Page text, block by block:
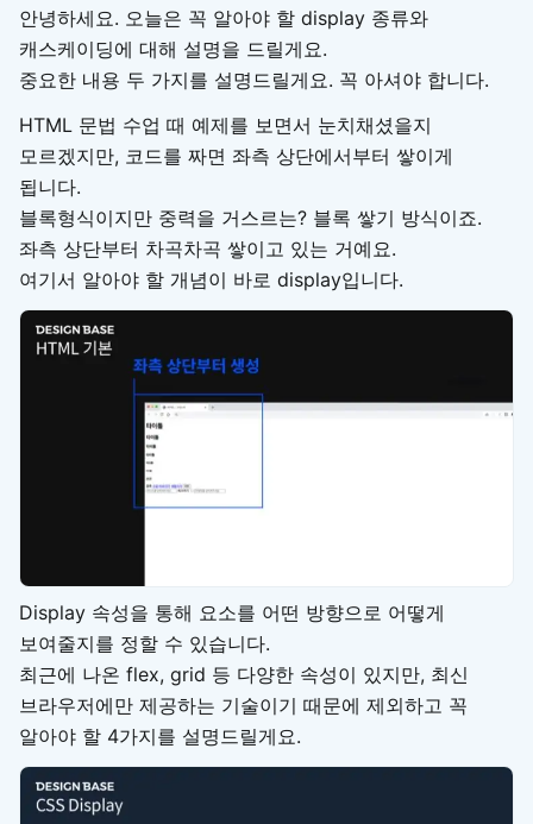
안녕하세요. 오늘은 꼭 알아야 할 display 종류와
캐스케이딩에 대해 설명을 드릴게요.
중요한 내용 두 가지를 설명드릴게요. 꼭 아셔야 합니다.
HTML 문법 수업 때 예제를 보면서 눈치채셨을지
모르겠지만, 코드를 짜면 좌측 상단에서부터 쌓이게
됩니다.
블록형식이지만 중력을 거스르는? 블록 쌓기 방식이죠.
좌측 상단부터 차곡차곡 쌓이고 있는 거예요.
여기서 알아야 할 개념이 바로 display입니다.
Display 속성을 통해 요소를 어떤 방향으로 어떻게
보여줄지를 정할 수 있습니다.
최근에 나온 flex, grid 등 다양한 속성이 있지만, 최신
브라우저에만 제공하는 기술이기 때문에 제외하고 꼭
알아야 할 4가지를 설명드릴게요.